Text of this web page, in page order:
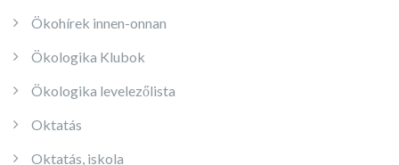
Ökohírek innen-onnan
Ökologika Klubok
Ökologika levelezőlista
Oktatás
Oktatás, iskola